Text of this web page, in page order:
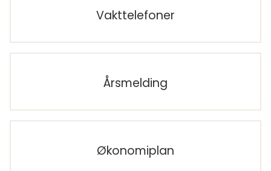
Vakttelefoner
Årsmelding
Økonomiplan